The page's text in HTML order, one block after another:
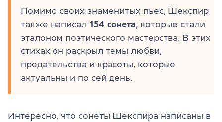
Помимо своих знаменитых пьес, Шекспир
также написал 154 сонета , которые стали
эталоном поэтического мастерства. В этих
стихах он раскрыл темы любви,
предательства и красоты, которые
актуальны и по сей день.
Интересно, что сонеты Шекспира написаны в